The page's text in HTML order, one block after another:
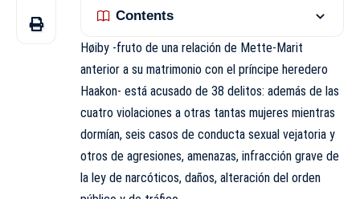
Contents
Høiby -fruto de una relación de Mette-Marit
anterior a su matrimonio con el príncipe heredero
Haakon- está acusado de 38 delitos: además de las
cuatro violaciones a otras tantas mujeres mientras
dormían, seis casos de conducta sexual vejatoria y
otros de agresiones, amenazas, infracción grave de
la ley de narcóticos, daños, alteración del orden